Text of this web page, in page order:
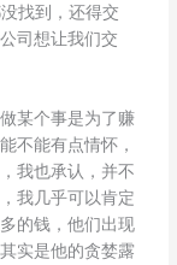
找到，还得交
司想让我们交
某个事是为了赚
不能有点情怀，
我也承认，并不
我几乎可以肯定
的钱，他们出现
实是他的贪婪露